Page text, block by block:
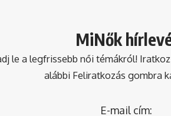
MiNők
le a legfrissebb női témákról!
alábbi Feliratkozás gombra
E-mail cím: